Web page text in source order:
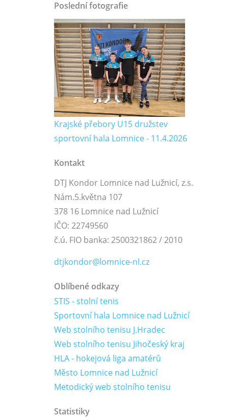
Poslední fotografie
Krajské přebory U15 družstev
sportovní hala Lomnice - 11.4.2026
Kontakt
DTJ Kondor Lomnice nad Lužnicí, z.s.
Nám.5.května 107
378 16 Lomnice nad Lužnicí
IČO: 22749560
č.ú. FIO banka: 2500321862 / 2010
dtjkondor@lomnice-nl.cz
Oblíbené odkazy
STIS - stolní tenis
Sportovní hala Lomnice nad Lužnicí
Web stolního tenisu J.Hradec
Web stolního tenisu Jihočeský kraj
HLA - hokejová liga amatérů
Město Lomnice nad Lužnicí
Metodický web stolního tenisu
Statistiky